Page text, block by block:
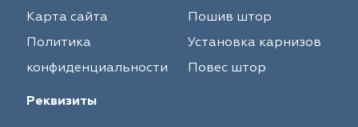
Карта сайта
Политика
конфиденциальности
Пошив штор
Установка карнизов
Повес штор
Реквизиты